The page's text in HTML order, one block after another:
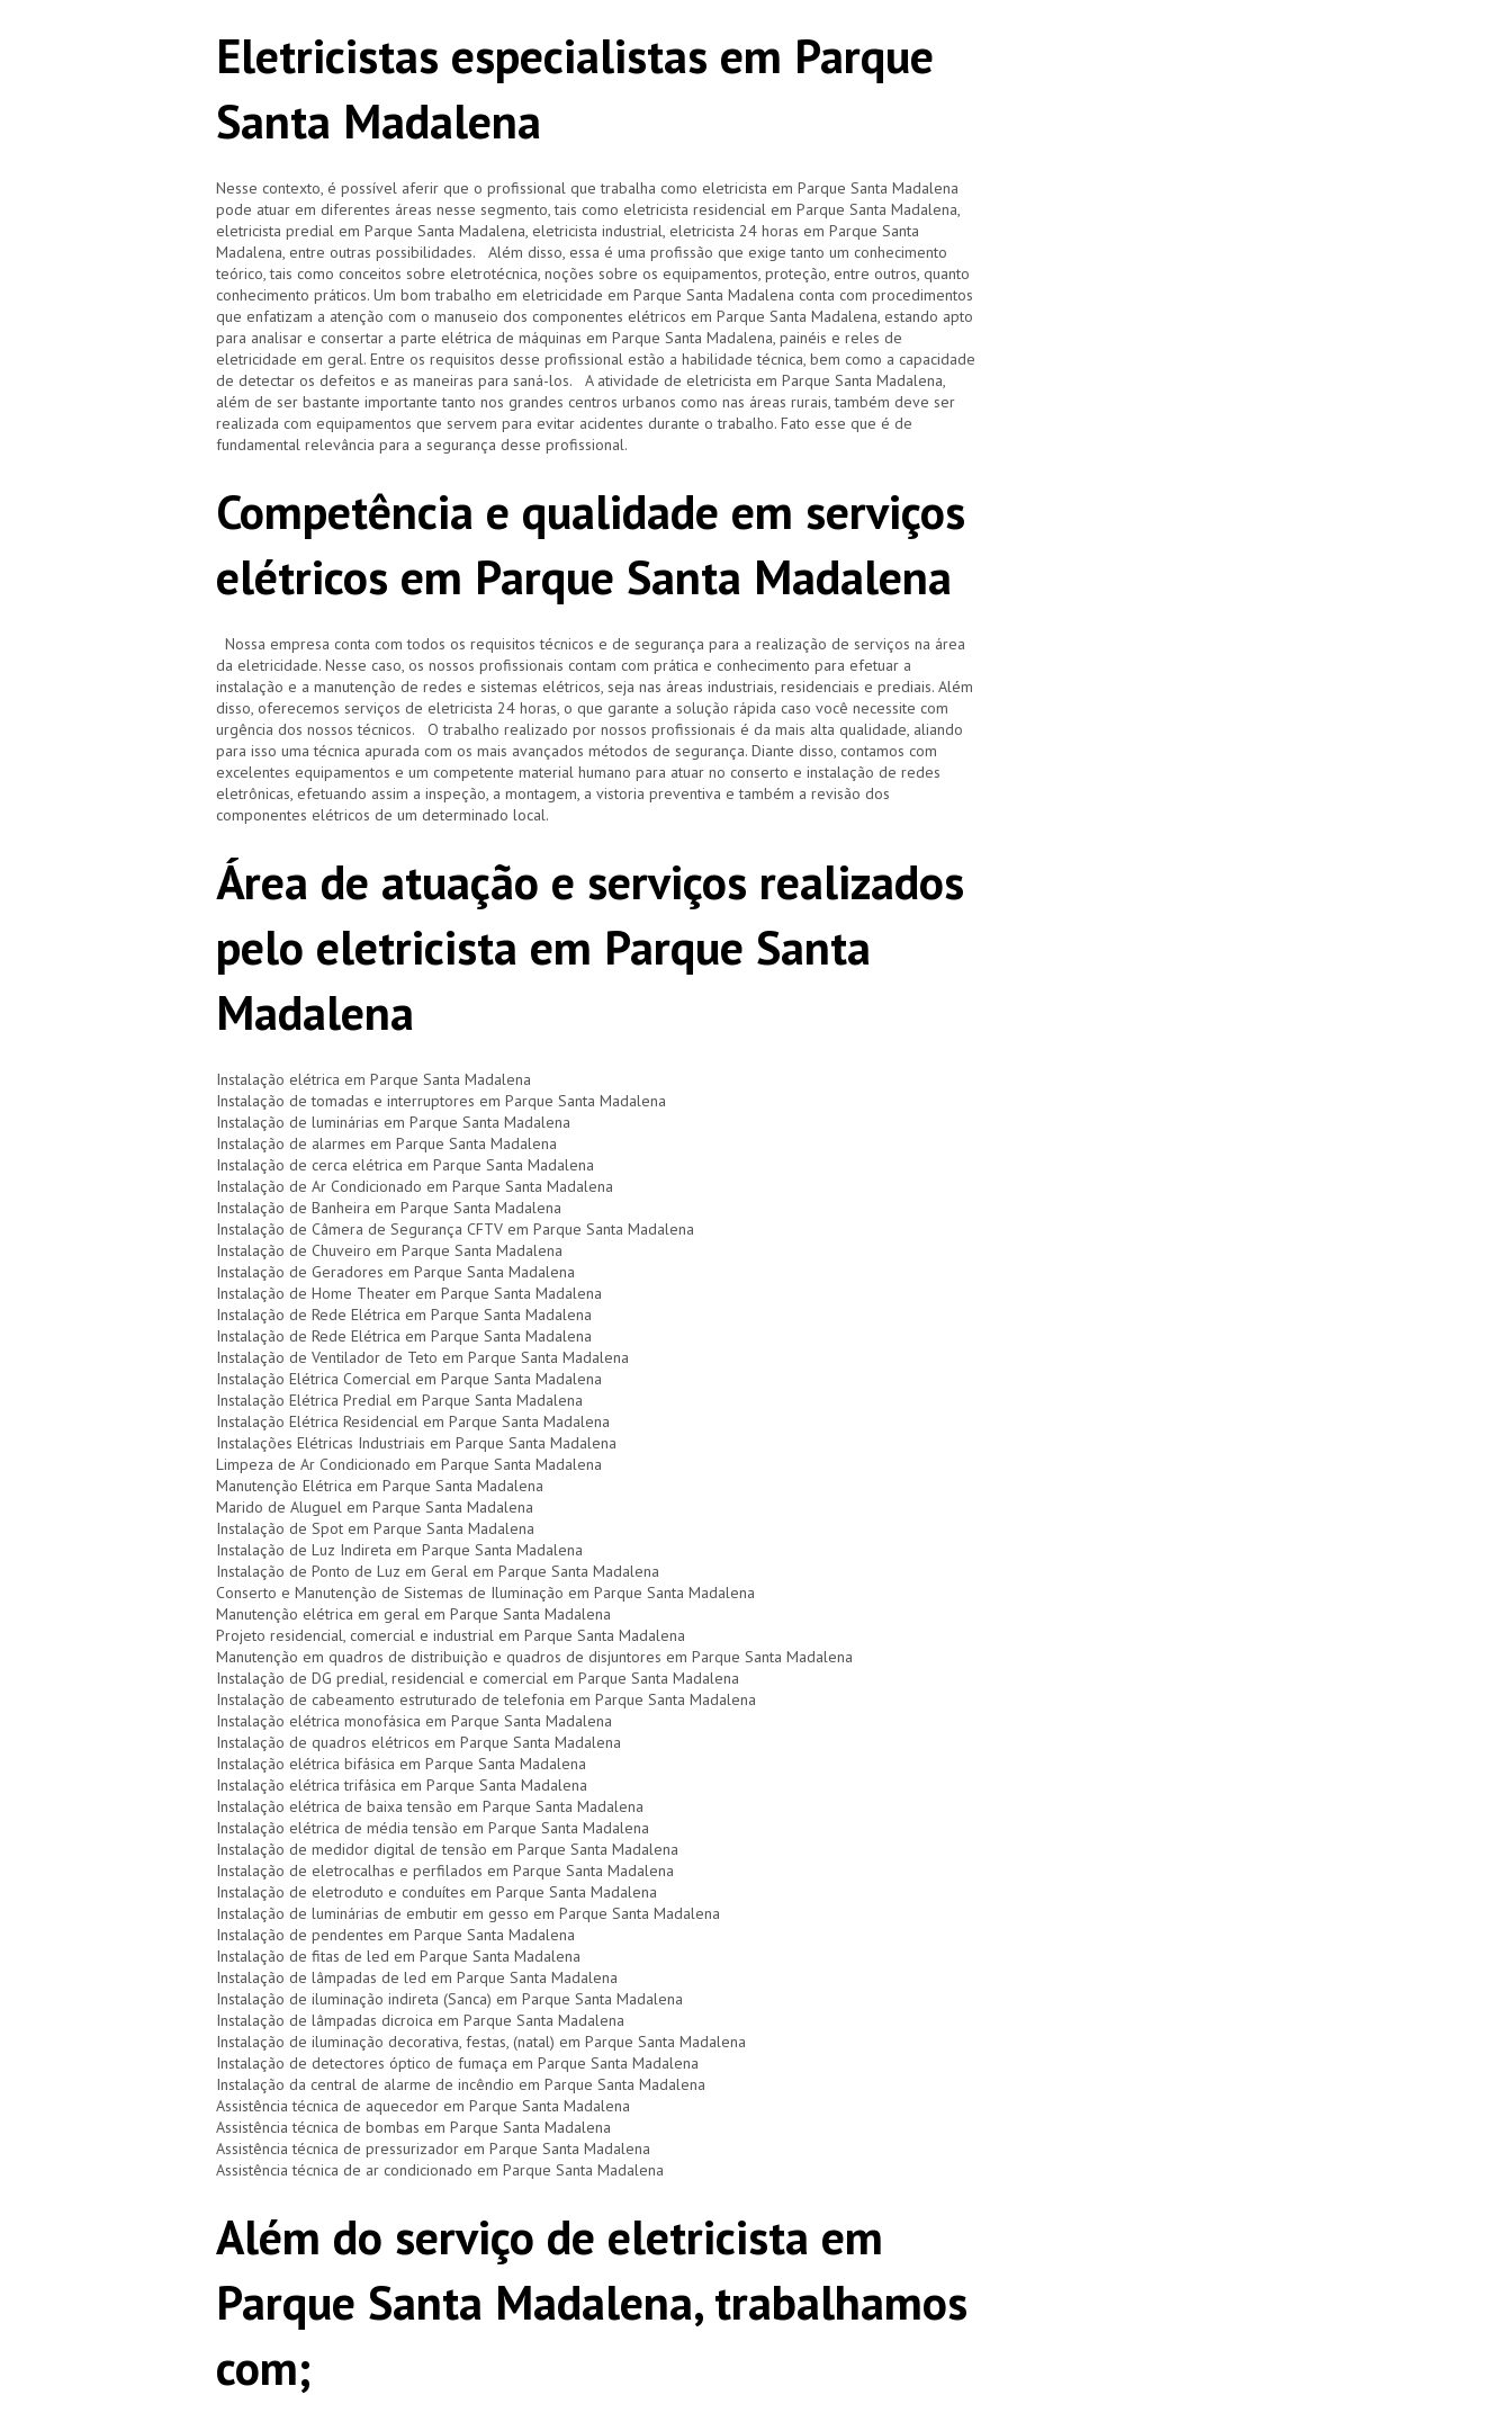
Eletricistas especialistas em Parque
Santa Madalena
Nesse contexto, é possível aferir que o profissional que trabalha como eletricista em Parque Santa Madalena
pode atuar em diferentes áreas nesse segmento, tais como eletricista residencial em Parque Santa Madalena,
eletricista predial em Parque Santa Madalena, eletricista industrial, eletricista 24 horas em Parque Santa
Madalena, entre outras possibilidades. Além disso, essa é uma profissão que exige tanto um conhecimento
teórico, tais como conceitos sobre eletrotécnica, noções sobre os equipamentos, proteção, entre outros, quanto
conhecimento práticos. Um bom trabalho em eletricidade em Parque Santa Madalena conta com procedimentos
que enfatizam a atenção com o manuseio dos componentes elétricos em Parque Santa Madalena, estando apto
para analisar e consertar a parte elétrica de máquinas em Parque Santa Madalena, painéis e reles de
eletricidade em geral. Entre os requisitos desse profissional estão a habilidade técnica, bem como a capacidade
de detectar os defeitos e as maneiras para saná-los. A atividade de eletricista em Parque Santa Madalena,
além de ser bastante importante tanto nos grandes centros urbanos como nas áreas rurais, também deve ser
realizada com equipamentos que servem para evitar acidentes durante o trabalho. Fato esse que é de
fundamental relevância para a segurança desse profissional.
Competência e qualidade em serviços
elétricos em Parque Santa Madalena
Nossa empresa conta com todos os requisitos técnicos e de segurança para a realização de serviços na área
da eletricidade. Nesse caso, os nossos profissionais contam com prática e conhecimento para efetuar a
instalação e a manutenção de redes e sistemas elétricos, seja nas áreas industriais, residenciais e prediais. Além
disso, oferecemos serviços de eletricista 24 horas, o que garante a solução rápida caso você necessite com
urgência dos nossos técnicos. O trabalho realizado por nossos profissionais é da mais alta qualidade, aliando
para isso uma técnica apurada com os mais avançados métodos de segurança. Diante disso, contamos com
excelentes equipamentos e um competente material humano para atuar no conserto e instalação de redes
eletrônicas, efetuando assim a inspeção, a montagem, a vistoria preventiva e também a revisão dos
componentes elétricos de um determinado local.
Área de atuação e serviços realizados
pelo eletricista em Parque Santa
Madalena
Instalação elétrica em Parque Santa Madalena
Instalação de tomadas e interruptores em Parque Santa Madalena
Instalação de luminárias em Parque Santa Madalena
Instalação de alarmes em Parque Santa Madalena
Instalação de cerca elétrica em Parque Santa Madalena
Instalação de Ar Condicionado em Parque Santa Madalena
Instalação de Banheira em Parque Santa Madalena
Instalação de Câmera de Segurança CFTV em Parque Santa Madalena
Instalação de Chuveiro em Parque Santa Madalena
Instalação de Geradores em Parque Santa Madalena
Instalação de Home Theater em Parque Santa Madalena
Instalação de Rede Elétrica em Parque Santa Madalena
Instalação de Rede Elétrica em Parque Santa Madalena
Instalação de Ventilador de Teto em Parque Santa Madalena
Instalação Elétrica Comercial em Parque Santa Madalena
Instalação Elétrica Predial em Parque Santa Madalena
Instalação Elétrica Residencial em Parque Santa Madalena
Instalações Elétricas Industriais em Parque Santa Madalena
Limpeza de Ar Condicionado em Parque Santa Madalena
Manutenção Elétrica em Parque Santa Madalena
Marido de Aluguel em Parque Santa Madalena
Instalação de Spot em Parque Santa Madalena
Instalação de Luz Indireta em Parque Santa Madalena
Instalação de Ponto de Luz em Geral em Parque Santa Madalena
Conserto e Manutenção de Sistemas de Iluminação em Parque Santa Madalena
Manutenção elétrica em geral em Parque Santa Madalena
Projeto residencial, comercial e industrial em Parque Santa Madalena
Manutenção em quadros de distribuição e quadros de disjuntores em Parque Santa Madalena
Instalação de DG predial, residencial e comercial em Parque Santa Madalena
Instalação de cabeamento estruturado de telefonia em Parque Santa Madalena
Instalação elétrica monofásica em Parque Santa Madalena
Instalação de quadros elétricos em Parque Santa Madalena
Instalação elétrica bifásica em Parque Santa Madalena
Instalação elétrica trifásica em Parque Santa Madalena
Instalação elétrica de baixa tensão em Parque Santa Madalena
Instalação elétrica de média tensão em Parque Santa Madalena
Instalação de medidor digital de tensão em Parque Santa Madalena
Instalação de eletrocalhas e perfilados em Parque Santa Madalena
Instalação de eletroduto e conduítes em Parque Santa Madalena
Instalação de luminárias de embutir em gesso em Parque Santa Madalena
Instalação de pendentes em Parque Santa Madalena
Instalação de fitas de led em Parque Santa Madalena
Instalação de lâmpadas de led em Parque Santa Madalena
Instalação de iluminação indireta (Sanca) em Parque Santa Madalena
Instalação de lâmpadas dicroica em Parque Santa Madalena
Instalação de iluminação decorativa, festas, (natal) em Parque Santa Madalena
Instalação de detectores óptico de fumaça em Parque Santa Madalena
Instalação da central de alarme de incêndio em Parque Santa Madalena
Assistência técnica de aquecedor em Parque Santa Madalena
Assistência técnica de bombas em Parque Santa Madalena
Assistência técnica de pressurizador em Parque Santa Madalena
Assistência técnica de ar condicionado em Parque Santa Madalena
Além do serviço de eletricista em
Parque Santa Madalena, trabalhamos
com;